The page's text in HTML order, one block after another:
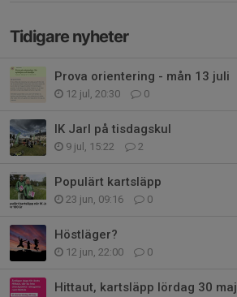
Tidigare nyheter
Prova orientering - mån 13 juli
12 jul, 20:30 0
IK Jarl på tisdagskul
9 jul, 15:22 2
Populärt kartsläpp
23 jun, 09:16 0
Höstläger?
12 jun, 22:00 0
Hittaut, kartsläpp lördag 30 maj